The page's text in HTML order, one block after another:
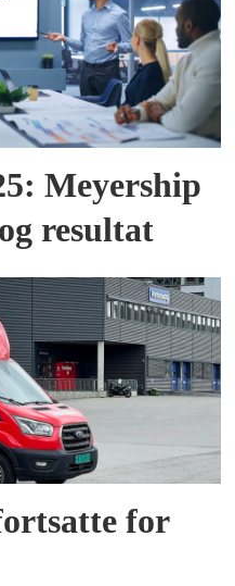
Meyership
resultat
for